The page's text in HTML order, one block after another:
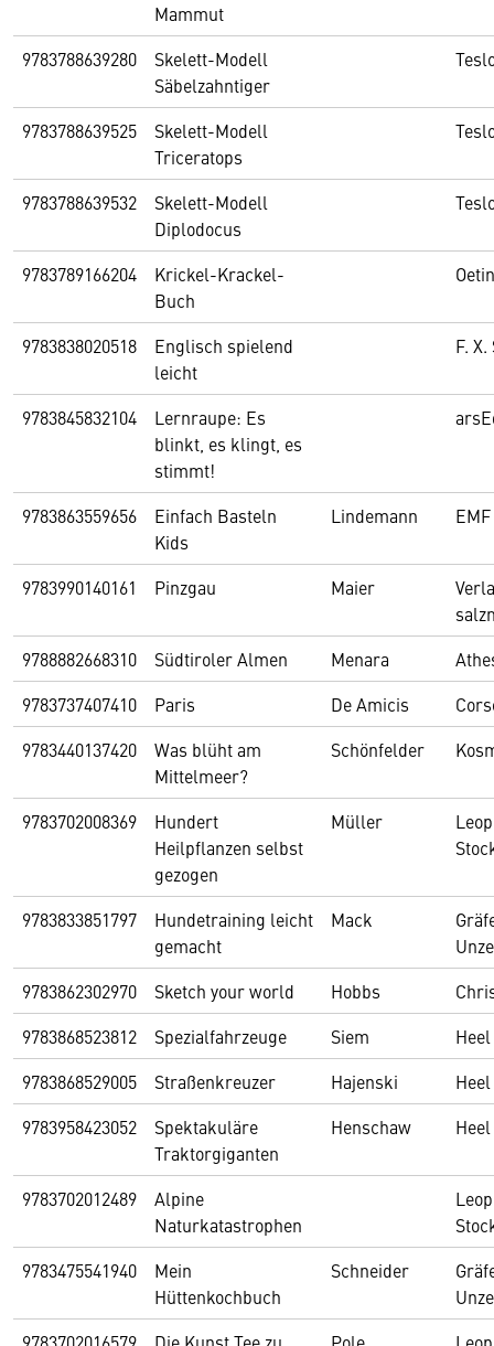
Mammut
9783788639280
Skelett-Modell
Säbelzahntiger
9783788639525
Skelett-Modell
Triceratops
9783788639532
Skelett-Modell
Diplodocus
9783789166204
Krickel-Krackel-
Buch
9783838020518
Englisch spielend
leicht
F.
9783845832104
Lernraupe: Es
blinkt, es klingt, es
stimmt!
9783863559656
Einfach Basteln
Kids
Lindemann
9783990140161 Pinzgau Maier
9788882668310
Südtiroler Almen Menara
9783737407410
Paris De Amicis
9783440137420
Was blüht am
Mittelmeer?
Schönfelder
9783702008369
Hundert
Heilpflanzen selbst
gezogen
Müller
9783833851797
Hundetraining leicht
gemacht
Mack
9783862302970
Sketch your world Hobbs
9783868523812
Spezialfahrzeuge Siem
Heel
9783868529005
Straßenkreuzer Hajenski
Heel
9783958423052
Spektakuläre
Traktorgiganten
Henschaw Heel
9783702012489
Alpine
Naturkatastrophen
9783475541940
Mein
Hüttenkochbuch
Schneider